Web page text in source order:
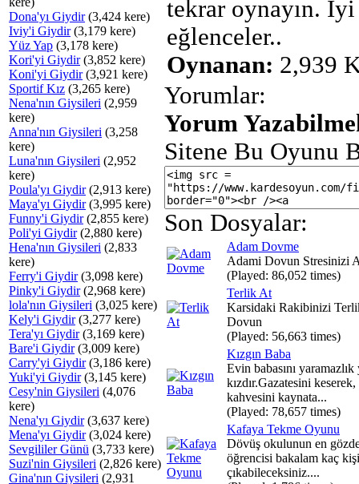
Dona'yı Giydir(3,424 kere)
Iviy'i Giydir(3,179 kere)
Yüz Yap (3,178 kere)
Kori'yi Giydir(3,852 kere)
Koni'yi Giydir(3,921 kere)
Sportif Kız (3,265 kere)
Nena'nın Giysileri (2,959
kere)
Anna'nın Giysileri (3,258
kere)
Luna'nın Giysileri (2,952
kere)
Poula'yı Giydir(2,913 kere)
Maya'yı Giydir(3,995 kere)
Funny'i Giydir(2,855 kere)
Poli'yi Giydir(2,880 kere)
Hena'nın Giysileri (2,833
kere)
Ferry'i Giydir(3,098 kere)
Pinky'i Giydir(2,968 kere)
lola'nın Giysileri (3,025 kere)
Kely'i Giydir(3,277 kere)
Tera'yı Giydir(3,169 kere)
Bare'i Giydir(3,009 kere)
Carry'yi Giydir(3,186 kere)
Yuki'yi Giydir(3,145 kere)
Cesy'nin Giysileri (4,076
kere)
Nena'yı Giydir(3,637 kere)
Mena'yı Giydir(3,024 kere)
Sevgililer Günü (3,733 kere)
Suzi'nin Giysileri (2,826 kere)
Gina'nın Giysileri (2,931
tekrar oynayın. İyi
eğlenceler..
Oynanan: 2,939
Yorumlar:
Yorum
Sitene Bu Oyunu
Son Dosyalar:
Adam Dovme
Adami Dovun Stresinizi
(Played: 86,052 times)
Terlik At
Karsidaki Rakibinizi
Dovun
(Played: 56,663 times)
Kızgın Baba
Evin babasını
kızdır.Gazatesini keserek,
kahvesini kaynata...
(Played: 78,657 times)
Kafaya Tekme Oyunu
Dövüş okulunun en
öğrencisi bakalam kaç
çıkabileceksiniz....